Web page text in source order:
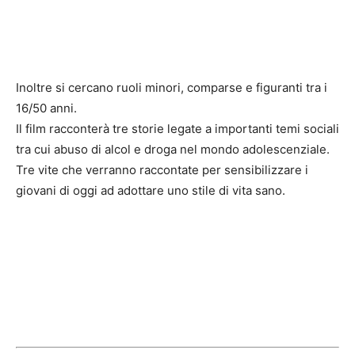
Inoltre si cercano ruoli minori, comparse e figuranti tra i
16/50 anni.
Il film racconterà tre storie legate a importanti temi sociali
tra cui abuso di alcol e droga nel mondo adolescenziale.
Tre vite che verranno raccontate per sensibilizzare i
giovani di oggi ad adottare uno stile di vita sano.